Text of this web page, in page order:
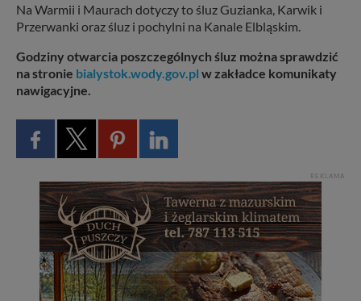
Na Warmii i Maurach dotyczy to śluz Guzianka, Karwik i
Przerwanki oraz śluz i pochylni na Kanale Elbląskim.
Godziny otwarcia poszczególnych śluz można sprawdzić
na stronie bialystok.wody.gov.pl w zakładce komunikaty
nawigacyjne.
REKLAMA